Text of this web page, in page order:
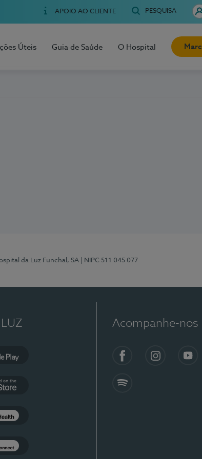
APOIO AO CLIENTE PESQUISA
Úteis Guia de Saúde O Hospital
da Luz Funchal, SA | NIPC 511 045 077
Acompanhe-nos